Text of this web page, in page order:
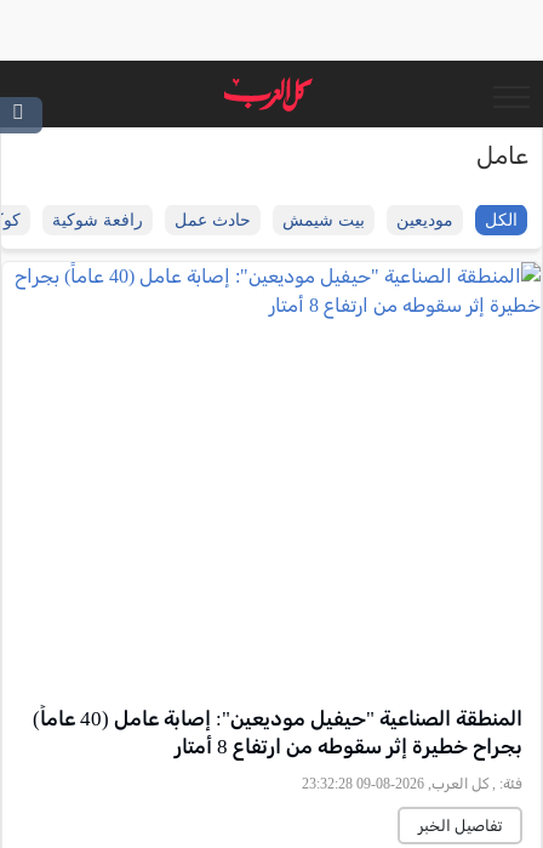
عامل
الكل موديعين بيت شيمش حادث عمل رافعة شوكية
المنطقة الصناعية "حيفيل موديعين": إصابة عامل (40 عاماً)
بجراح خطيرة إثر سقوطه من ارتفاع 8 أمتار
فئة: , كل العرب, 2026-08-09 23:32:28
تفاصيل الخبر